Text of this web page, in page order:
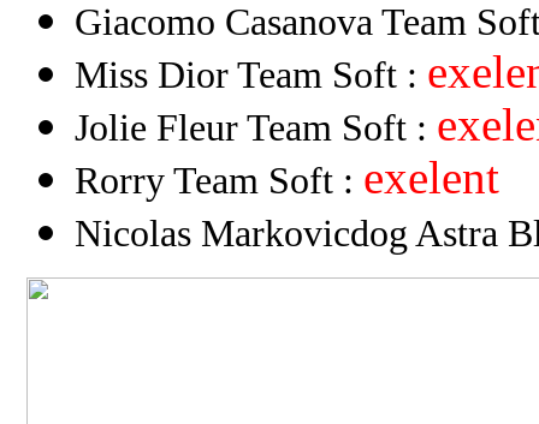
Giacomo Casanova Team
Miss Dior Team Soft :
Jolie Fleur Team Soft :
Rorry Team Soft : exelent
Nicolas Markovicdog Astra